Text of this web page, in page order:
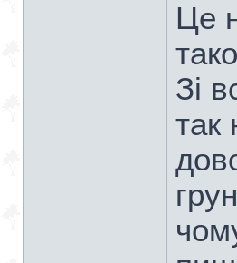
Це
Зі
так